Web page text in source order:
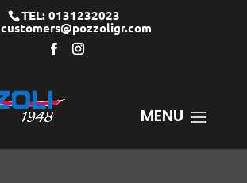
TEL: 0131232023
customers@pozzoligr.com